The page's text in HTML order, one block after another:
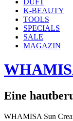
DUFT
K-BEAUTY
TOOLS
SPECIALS
SALE
MAGAZIN
Eine
WHAMISA Sun